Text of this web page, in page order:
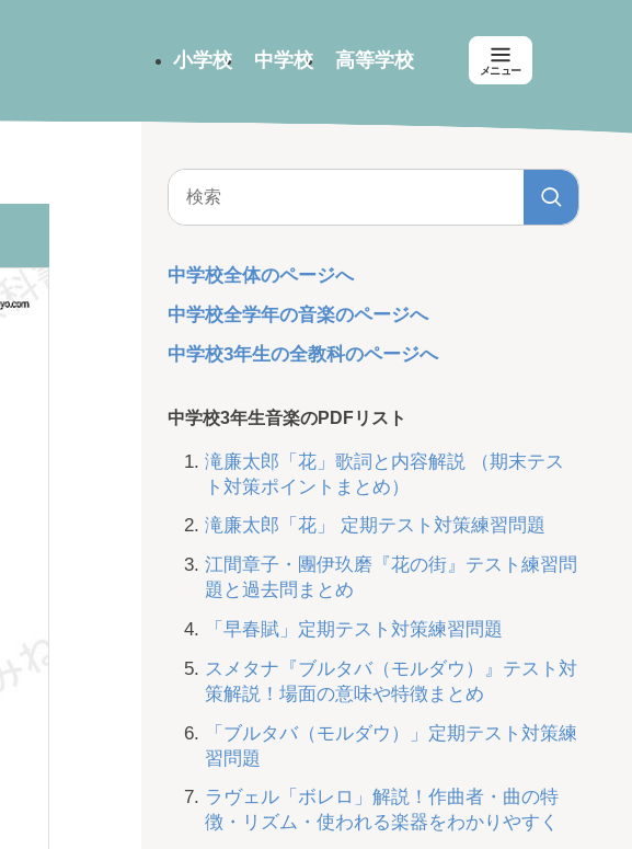
小学校 中学校 高等学校 メニュー
中学校全体のページへ
中学校全学年の音楽のページへ
中学校3年生の全教科のページへ
中学校3年生音楽のPDFリスト
滝廉太郎「花」歌詞と内容解説 （期末テス
ト対策ポイントまとめ）
滝廉太郎「花」 定期テスト対策練習問題
江間章子・團伊玖磨『花の街』テスト練習問
題と過去問まとめ
「早春賦」定期テスト対策練習問題
スメタナ『ブルタバ（モルダウ）』テスト対
策解説！場面の意味や特徴まとめ
「ブルタバ（モルダウ）」定期テスト対策練
習問題
ラヴェル「ボレロ」解説！作曲者・曲の特
徴・リズム・使われる楽器をわかりやすく